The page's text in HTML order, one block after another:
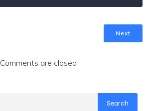
Next
Comments are closed
Search